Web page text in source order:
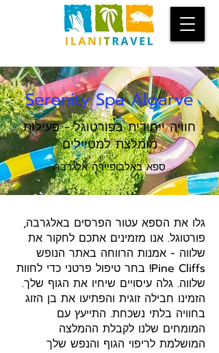
Serenity Spa Algarve
חוויה ייחודית בפורטוגל - פעילות
מומלצת למטיילים
ספא באלבופיירה אלגרבה
גלו את הספא עטור הפרסים באלגרבה,
פורטוגל. אנו מזמינים אתכם לחקור את
שלווה - אמנות הרווחה באתר הנופש
Pine Cliffs! בחר טיפול פרטני כדי לחוות
שלווה. גלה עיסויים שיחיו את הגוף שלך.
הזמינו חבילה זוגית והפתיעו את בן הזוג
בחוויה בלתי נשכחת. התייעץ עם
המומחים שלנו לקבלת ההמלצה
המושלמת לריפוי הגוף והנפש שלך